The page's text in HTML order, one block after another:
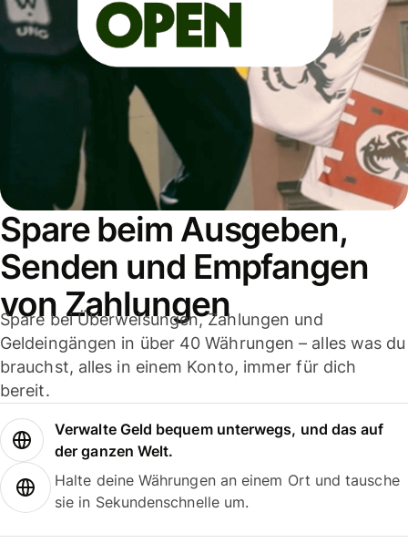
Spare beim Ausgeben,
Senden und Empfangen
von Zahlungen
Spare bei Überweisungen, Zahlungen und
Geldeingängen in über 40 Währungen – alles was du
brauchst, alles in einem Konto, immer für dich
bereit.
Verwalte Geld bequem unterwegs, und das auf
der ganzen Welt.
Halte deine Währungen an einem Ort und tausche
sie in Sekundenschnelle um.